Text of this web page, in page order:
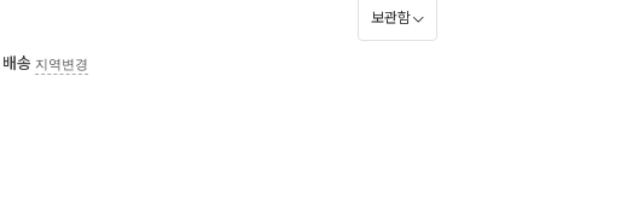
송 지역변경
보관함